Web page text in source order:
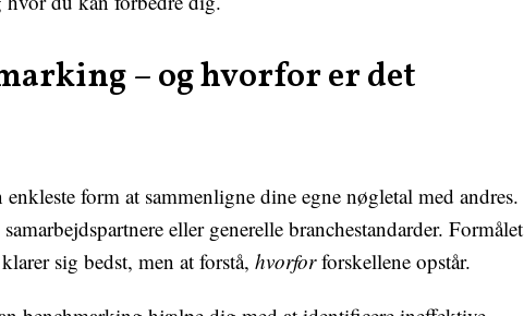
– og hvorfor er det
form at sammenligne dine egne nøgletal med andres.
eller generelle branchestandarder. Formålet
sig bedst, men at forstå, hvorforforskellene opstår.